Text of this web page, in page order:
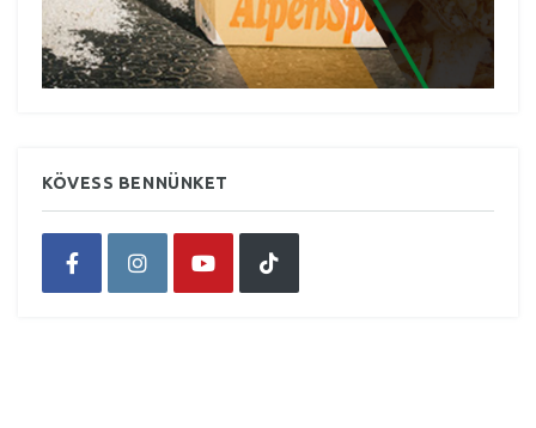
KÖVESS BENNÜNKET